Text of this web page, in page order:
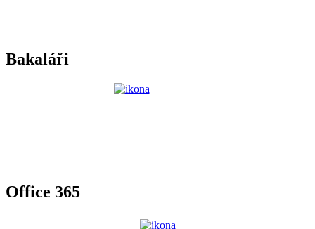
Bakaláři
Office 365